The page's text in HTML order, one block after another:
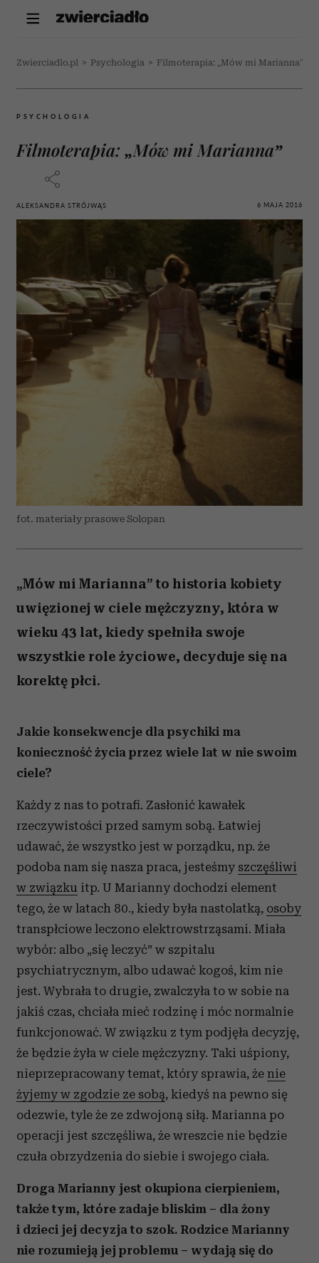
Zwierciadlo.pl > Psychologia > Filmoterapia: „Mów mi Marianna”
PSYCHOLOGIA
Filmoterapia: „Mów mi Marianna”
ALEKSANDRA STRÓJWĄS 6 MAJA 2016
fot. materiały prasowe Solopan
„Mów mi Marianna” to historia kobiety
uwięzionej w ciele mężczyzny, która w
wieku 43 lat, kiedy spełniła swoje
wszystkie role życiowe, decyduje się na
korektę płci.
Jakie konsekwencje dla psychiki ma
konieczność życia przez wiele lat w nie swoim
ciele?
Każdy z nas to potrafi. Zasłonić kawałek
rzeczywistości przed samym sobą. Łatwiej
udawać, że wszystko jest w porządku, np. że
podoba nam się nasza praca, jesteśmy szczęśliwi
w związku itp. U Marianny dochodzi element
tego, że w latach 80., kiedy była nastolatką, osoby
transpłciowe leczono elektrowstrząsami. Miała
wybór: albo „się leczyć” w szpitalu
psychiatrycznym, albo udawać kogoś, kim nie
jest. Wybrała to drugie, zwalczyła to w sobie na
jakiś czas, chciała mieć rodzinę i móc normalnie
funkcjonować. W związku z tym podjęła decyzję,
że będzie żyła w ciele mężczyzny. Taki uśpiony,
nieprzepracowany temat, który sprawia, że nie
żyjemy w zgodzie ze sobą, kiedyś na pewno się
odezwie, tyle że ze zdwojoną siłą. Marianna po
operacji jest szczęśliwa, że wreszcie nie będzie
czuła obrzydzenia do siebie i swojego ciała.
Droga Marianny jest okupiona cierpieniem,
także tym, które zadaje bliskim – dla żony
i dzieci jej decyzja to szok. Rodzice Marianny
nie rozumieją jej problemu – wydają się do